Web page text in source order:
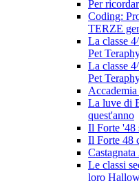
Per
Coding:
TERZE
La classe
Pet
La classe
Pet
La luve di
quest'anno
Il Forte '48
Il Forte 48
Le classi
loro